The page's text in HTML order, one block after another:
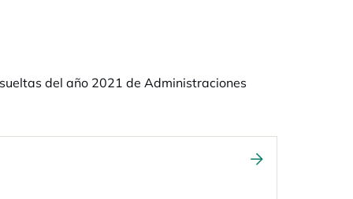
del año 2021 de Administraciones